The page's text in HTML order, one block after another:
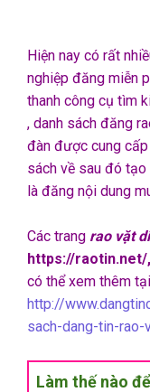
Hiện nay có rất
nghiệp đăng miễn
thanh công cụ tìm
, danh sách đăng
đàn được cung
sách về sau đó
là đăng nội dung
Các trang rao vặt
https://raotin.net/
có thể xem thêm
http://
sach-dang-tin-
Làm thế nào